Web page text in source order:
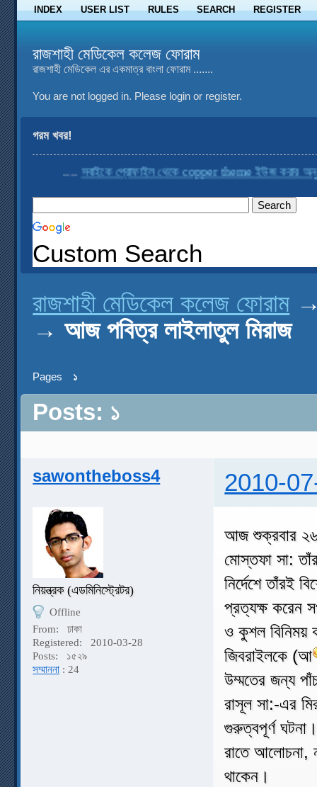
INDEX USER LIST RULES SEARCH REGISTER
রাজশাহী মেডিকেল কলেজ ফোরাম
রাজশাহী মেডিকেল এর একমাত্র বাংলা ফোরাম .......
You are not logged in. Please login or register.
গরম খবর!
....সবাইকে প্রোফাইল থেকে copper theme ইউজ করার
Custom Search
রাজশাহী মেডিকেল কলেজ ফোরাম
→আজ পবিত্র লাইলাতুল মিরাজ
Pages ১
Posts: ১
sawontheboss4 2010-
নিয়ন্ত্রক (এডমিনিস্ট্রেটর)
Offline
From:
ঢাকা
Registered:
2010-03-28
Posts:
১৫২৯
সম্মাননা : 24
আজ শুক্রবার ২৬
মোস্তফা সা:
নির্দেশে তাঁরই
প্রত্যক্ষ করেন
ও কুশল বিনিময়
জিবরাইলকে (আ
উম্মতের জন্য
রাসূল সা:-এর
গুরুত্বপূর্ণ
রাতে আলোচনা,
থাকেন।